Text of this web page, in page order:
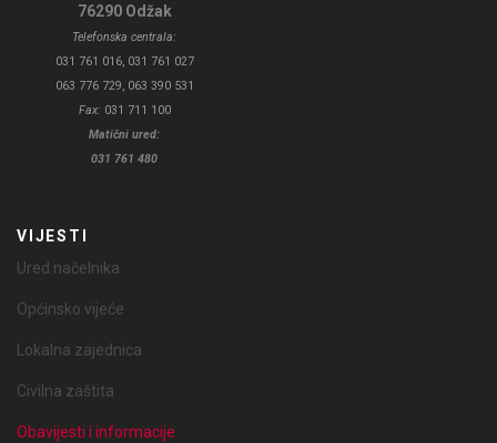
76290 Odžak
Telefonska centrala:
031 761 016, 031 761 027
063 776 729, 063 390 531
Fax: 031 711 100
Matični ured:
031 761 480
VIJESTI
Ured načelnika
Općinsko vijeće
Lokalna zajednica
Civilna zaštita
Obavijesti i informacije